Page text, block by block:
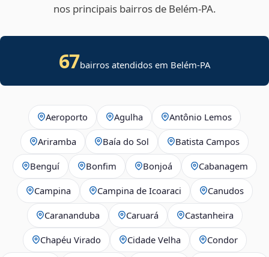
nos principais bairros de Belém‑PA.
67bairros atendidos em Belém-PA
Aeroporto Agulha Antônio Lemos
Ariramba Baía do Sol Batista Campos
Benguí Bonfim Bonjoá Cabanagem
Campina Campina de Icoaraci Canudos
Carananduba Caruará Castanheira
Chapéu Virado Cidade Velha Condor